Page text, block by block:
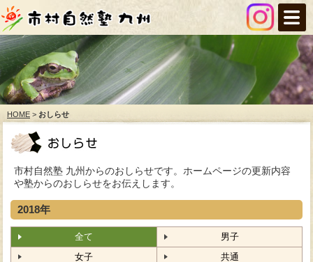
HOME > おしらせ
市村自然塾 九州からのおしらせです。ホームページの更新内容
や塾からのおしらせをお伝えします。
2018年
全て
男子
女子
共通